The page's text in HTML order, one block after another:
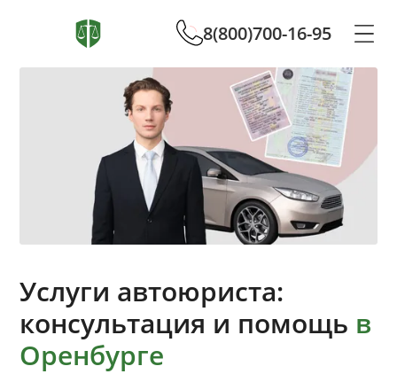
8(800)700-16-95
Услуги автоюриста:
консультация и помощь в
Оренбурге